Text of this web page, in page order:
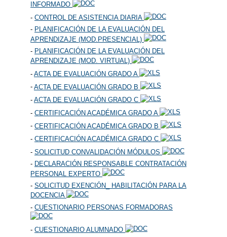
INFORMADO
- CONTROL DE ASISTENCIA DIARIA
- PLANIFICACIÓN DE LA EVALUACIÓN DEL
APRENDIZAJE (MOD.PRESENCIAL)
- PLANIFICACIÓN DE LA EVALUACIÓN DEL
APRENDIZAJE (MOD. VIRTUAL)
- ACTA DE EVALUACIÓN GRADO A
- ACTA DE EVALUACIÓN GRADO B
- ACTA DE EVALUACIÓN GRADO C
- CERTIFICACIÓN ACADÉMICA GRADO A
- CERTIFICACIÓN ACADÉMICA GRADO B
- CERTIFICACIÓN ACADÉMICA GRADO C
- SOLICITUD CONVALIDACIÓN MÓDULOS
- DECLARACIÓN RESPONSABLE CONTRATACIÓN
PERSONAL EXPERTO
- SOLICITUD EXENCIÓN_ HABILITACIÓN PARA LA
DOCENCIA
- CUESTIONARIO PERSONAS FORMADORAS
- CUESTIONARIO ALUMNADO